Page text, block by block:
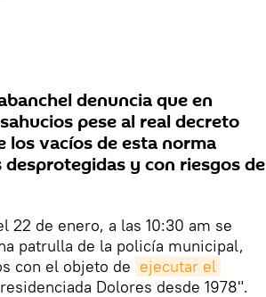
denuncia que en
pese al real decreto
los vacíos de esta norma
y con riesgos de
22 de enero, a las 10:30 am se
patrulla de la policía municipal,
con el objeto de ejecutar el
Dolores desde 1978".